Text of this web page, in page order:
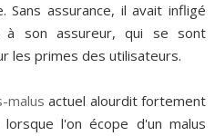
assurance, il avait infligé
à son assureur, qui se sont
les primes des utilisateurs.
malus actuel alourdit fortement
l'on écope d'un malus